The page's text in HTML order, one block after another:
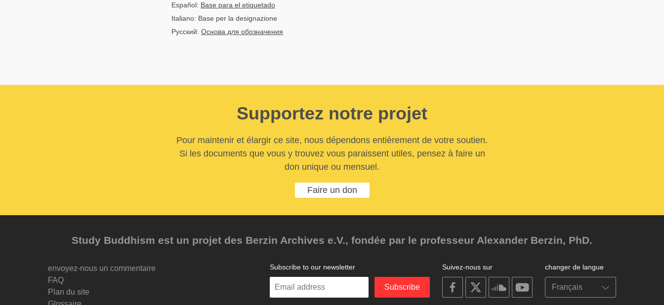
Español: Base para el etiquetado
Italiano: Base per la designazione
Русский: Основа для обозначения
Supportez notre projet
Pour maintenir et élargir ce site, nous dépendons entièrement de votre soutien.
Si les documents que vous y trouvez vous paraissent utiles, pensez à faire un
don unique ou mensuel.
Faire un don
Study Buddhism est un projet des Berzin Archives e.V., fondée par le professeur Alexander Berzin, PhD.
envoyez-nous un commentaire
FAQ
Plan du site
changer de langue
Suivez-nous sur
on
facebook
on
on
soundcloudyoutube
Subscribe to our newsletter
Enter
Subscribe